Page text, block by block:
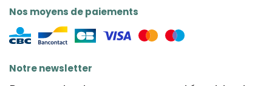
Nos moyens de paiements
Notre newsletter